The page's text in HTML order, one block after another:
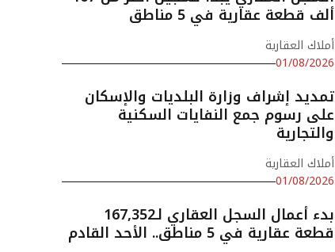
ألف قطعة عقارية في 5 مناطق
أملاك العقارية
01/08/2026
تمديد إشراف وزارة البلديات والإسكان
على رسوم جمع النفايات السكنية
والتجارية
أملاك العقارية
01/08/2026
بدء أعمال السجل العقاري لـ167,352
قطعة عقارية في 5 مناطق.. الأحد القادم